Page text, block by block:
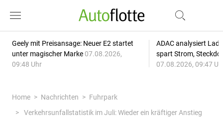
Geely mit Preisansage: Neuer E2 startet
unter magischer Marke 07.08.2026,
09:48 Uhr
ADAC analysiert
spart Strom,
07.08.2026, 09:47
Home Nachrichten
Fuhrpark
Verkehrsunfallstatistik im Juli: Wieder ein kräftiger Anstieg